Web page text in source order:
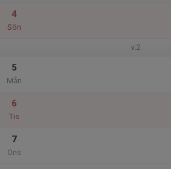
4
Sön
v.2
5
Mån
6
Tis
7
Ons